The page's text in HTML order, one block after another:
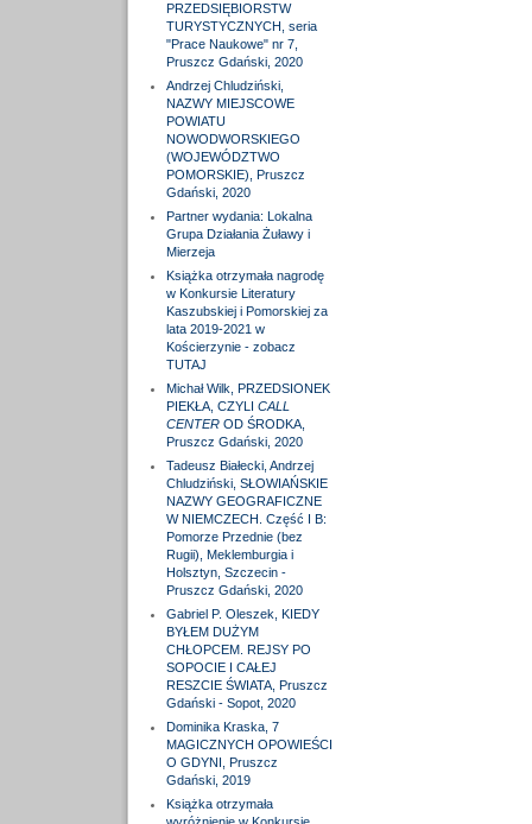
PRZEDSIĘBIORSTW
TURYSTYCZNYCH, seria
"Prace Naukowe" nr 7,
Pruszcz Gdański, 2020
Andrzej Chludziński,
NAZWY MIEJSCOWE
POWIATU
NOWODWORSKIEGO
(WOJEWÓDZTWO
POMORSKIE), Pruszcz
Gdański, 2020
Partner wydania: Lokalna
Grupa Działania Żuławy i
Mierzeja
Książka otrzymała nagrodę
w Konkursie Literatury
Kaszubskiej i Pomorskiej za
lata 2019-2021 w
Kościerzynie - zobacz
TUTAJ
Michał Wilk, PRZEDSIONEK
PIEKŁA, CZYLI CALL
CENTEROD ŚRODKA,
Pruszcz Gdański, 2020
Tadeusz Białecki, Andrzej
Chludziński, SŁOWIAŃSKIE
NAZWY GEOGRAFICZNE
W NIEMCZECH. Część I B:
Pomorze Przednie (bez
Rugii), Meklemburgia i
Holsztyn, Szczecin -
Pruszcz Gdański, 2020
Gabriel P. Oleszek, KIEDY
BYŁEM DUŻYM
CHŁOPCEM. REJSY PO
SOPOCIE I CAŁEJ
RESZCIE ŚWIATA, Pruszcz
Gdański - Sopot, 2020
Dominika Kraska, 7
MAGICZNYCH OPOWIEŚCI
O GDYNI, Pruszcz
Gdański, 2019
Książka otrzymała